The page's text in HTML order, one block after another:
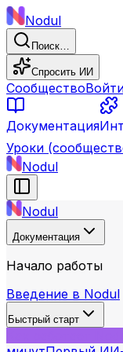
Nodul
Поиск…
Спросить ИИ
Сообщество
Документация
Уроки
Nodul
Nodul
Документация
Начало работы
Введение в Nodul
Быстрый старт